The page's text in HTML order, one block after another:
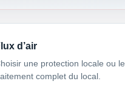
d’air
une protection locale ou le
complet du local.